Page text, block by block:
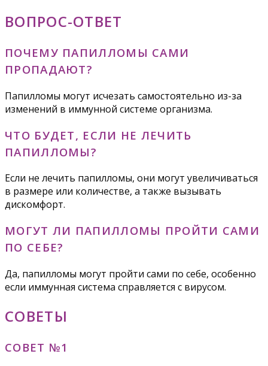
ВОПРОС-ОТВЕТ
ПОЧЕМУ ПАПИЛЛОМЫ САМИ
ПРОПАДАЮТ?
Папилломы могут исчезать самостоятельно из-за
изменений в иммунной системе организма.
ЧТО БУДЕТ, ЕСЛИ НЕ ЛЕЧИТЬ
ПАПИЛЛОМЫ?
Если не лечить папилломы, они могут увеличиваться
в размере или количестве, а также вызывать
дискомфорт.
МОГУТ ЛИ ПАПИЛЛОМЫ ПРОЙТИ САМИ
ПО СЕБЕ?
Да, папилломы могут пройти сами по себе, особенно
если иммунная система справляется с вирусом.
СОВЕТЫ
СОВЕТ №1